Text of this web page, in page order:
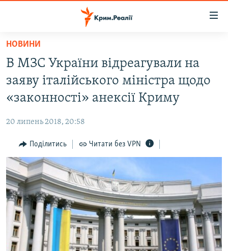
Перейти
основного
матеріалу
Перейти
до
основної
Перейти
до
пошуку
ВІДЕО ТА ФОТО
БЛОГИ
ПОГЛЯД
ІНТЕРВ'Ю
ВСЕ ЗА ДЕНЬ
СПЕЦПРОЕКТИ
ДЕПОРТАЦІЯ
ВІДЕОУРОКИ «ELIFBE»
ЯК ОБІЙТИ БЛОКУВАННЯ
Русский
НОВИНИ
В МЗС України відреагували на
заяву італійського міністра щодо
«законності» анексії Криму
20 липень 2018, 20:58
Поділитись Читати без VPN